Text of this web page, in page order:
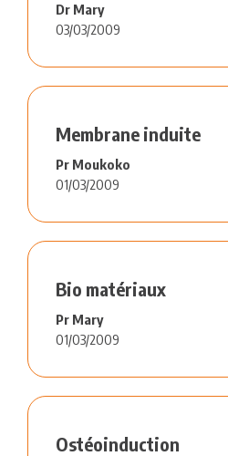
Dr Mary
03/03/2009
Membrane induite
Pr Moukoko
01/03/2009
Bio matériaux
Pr Mary
01/03/2009
Ostéoinduction